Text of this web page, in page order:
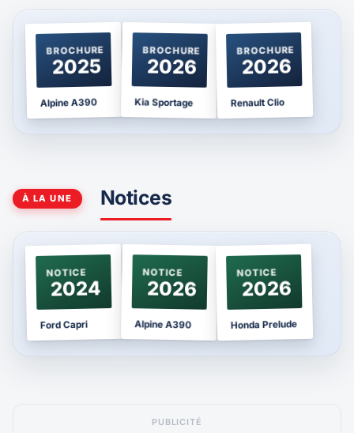
BROCHURE
2025
Alpine A390
BROCHURE
2026
Kia Sportage
BROCHURE
2026
Renault Clio
À LA UNE Notices
NOTICE
2024
Ford Capri
NOTICE
2026
Alpine A390
NOTICE
2026
Honda Prelude
PUBLICITÉ